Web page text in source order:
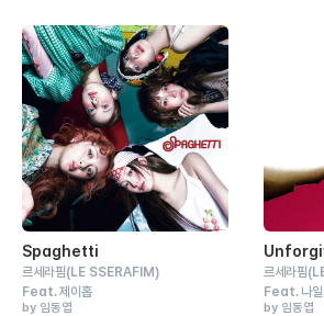
Spaghetti
르세라핌(LE SSERAFIM)
Feat.제이홉
by 임동엽
르세라핌
Feat. 나
by 임동엽